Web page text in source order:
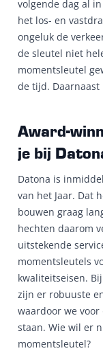
volgende dag al
het los- en
ongeluk de
de sleutel niet
momentsleutel
de tijd.
Award-
je bij
Datona is
van het Jaar. Dat
bouwen graag
hechten daarom
uitstekende
momentsleutels
kwaliteitseisen.
zijn er robuuste
waardoor we
staan. Wie wil er
momentsleutel?